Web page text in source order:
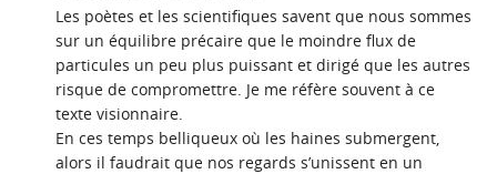
Les poètes et les scientifiques savent que nous sommes
sur un équilibre précaire que le moindre flux de
particules un peu plus puissant et dirigé que les autres
risque de compromettre. Je me réfère souvent à ce
texte visionnaire.
En ces temps belliqueux où les haines submergent,
alors il faudrait que nos regards s’unissent en un